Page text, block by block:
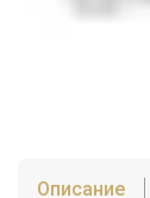
Описание